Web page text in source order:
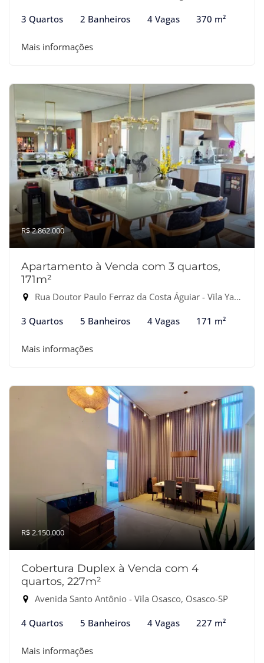
3 Quartos 2 Banheiros 4 Vagas 370 m²
Mais informações
R$ 2.862.000
Apartamento à Venda com 3 quartos,
171m²
Rua Doutor Paulo Ferraz da Costa Águiar - Vila Yara, Osasco-SP
3 Quartos 5 Banheiros 4 Vagas 171 m²
Mais informações
R$ 2.150.000
Cobertura Duplex à Venda com 4
quartos, 227m²
Avenida Santo Antônio - Vila Osasco, Osasco-SP
4 Quartos 5 Banheiros 4 Vagas 227 m²
Mais informações